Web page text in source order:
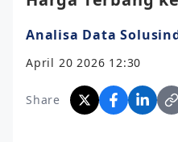
Analisa Data
April 20 2026 12:30
Share